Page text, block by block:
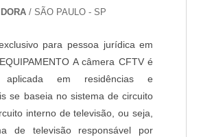
/ SÃO PAULO - SP
para pessoa jurídica em
A câmera CFTV é
aplicada em residências e
se baseia no sistema de circuito
interno de televisão, ou seja,
de televisão responsável por